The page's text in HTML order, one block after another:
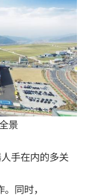
景
手在内的多关
同时，